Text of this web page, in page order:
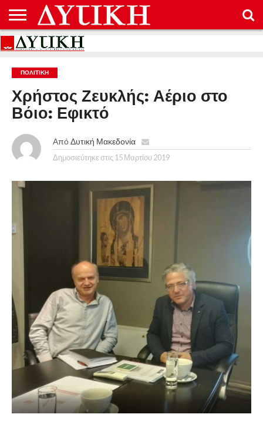
ΑΡΧΙΚΉ
ΕΠΙΚΟΙΝΩΝΊΑ
ΌΡΟΙ
ΠΡΟΣΤΑΣΊΑ
ΔΕΔΟΜΈΝΩΝ
ΠΟΛΙΤΙΚΉ
Χρήστος Ζευκλής: Αέριο στο
Βόιο: Εφικτό
Από Δυτική Μακεδονία
Δημοσιεύτηκε στις 15 Μαρτίου 2019